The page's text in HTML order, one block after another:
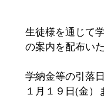
生徒様を通じて
の案内を配布い
学納金等の引落
１月１９日(金）